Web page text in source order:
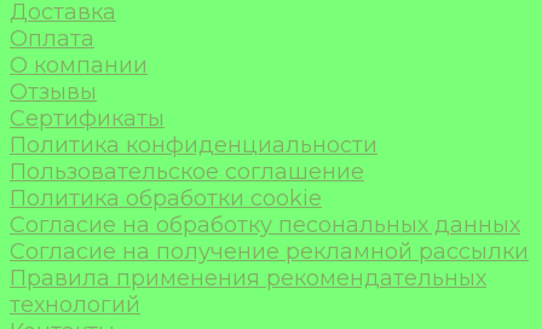
Доставка
Оплата
О компании
Отзывы
Сертификаты
Политика конфиденциальности
Пользовательское соглашение
Политика обработки cookie
Согласие на обработку песональных данных
Согласие на получение рекламной рассылки
Правила применения рекомендательных
технологий